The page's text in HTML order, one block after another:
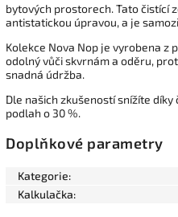
bytových prostorech. Tato čistící
antistatickou úpravou, a je
Kolekce Nova Nop je vyrobena
odolný vůči skvrnám a oděru,
snadná údržba.
Dle našich zkušeností snížíte
podlah o 30 %.
Doplňkové parametry
Kategorie:
Kalkulačka: